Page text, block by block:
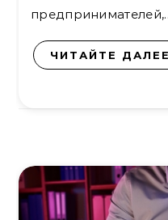
ЧИТАЙТЕ ДАЛЕЕ